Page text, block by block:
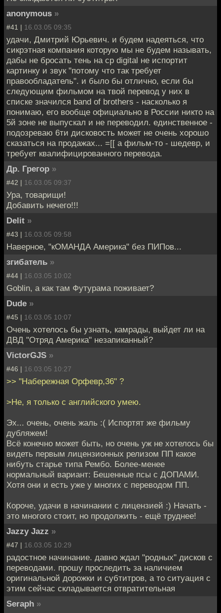
anonymous »
#41 | 16.03.05 09:35
удачи, Дмитрий Юрьевич. и будем надеяться, что
сикрэтная компания которую мы не будем называть,
дабы не бросать тень на cp digital не испортит
картинку и звук "потому что так требует
правообладатель". и было бы отлично, если бы
следующим фильмом на твой перевод у них в
списке значился band of brothers - насколько я
понимаю, его вообще официально в России никто на
5й зоне не выпускал и не переводил. единственное -
подозреваю 6ти дисковость может не очень хорошо
сказаться на продажах... =[[ а фильм-то - шедевр, и
требует квалифицированного перевода.
Др. Грегор »
#42 | 16.03.05 09:37
Ура, товарищи!
Добавить нечего!!!
Delit »
#43 | 16.03.05 09:58
Наверное, "кОМАНДА Америка" без ПИПов...
згибатель »
#44 | 16.03.05 10:02
Goblin, а как там Футурама поживает?
Dude »
#45 | 16.03.05 10:07
Очень хотелось бы узнать, камрады, выйдет ли на
ДВД "Отряд Америка" незапиканный?
VictorGJS »
#46 | 16.03.05 10:27
>> "Набережная Орфевр,36" ?
>Не, я только с английского умею.
Эх... очень, очень жаль :( Испортят же фильму
дубляжем!
Всё конечно может быть, но очень уж не хотелось бы
видеть первым лицензионных релизом ПП какое
нибуть старье типа Рембо. Более-менее
нормальный вариант: Бешенные псы с ДОПАМИ.
Хотя они и есть уже у многих с переводом ПП.
Короче, удачи в начинании с лицензией :) Начать -
это многого стоит, но продолжить - ещё труднее!
Jazzy Jazz »
#47 | 16.03.05 10:29
радостное начинание. давно ждал "родных" дисков с
переводами. прошу проследить за наличием
оригинальной дорожки и субтитров, а то ситуация с
этим сейчас складывается отвратительная
Seraph »